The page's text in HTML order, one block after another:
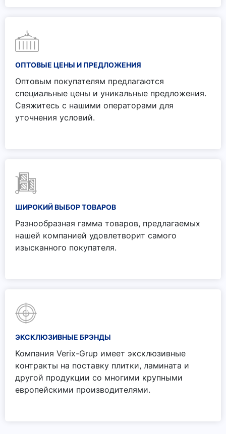
ОПТОВЫЕ ЦЕНЫ И ПРЕДЛОЖЕНИЯ
Оптовым покупателям предлагаются
специальные цены и уникальные предложения.
Свяжитесь с нашими операторами для
уточнения условий.
ШИРОКИЙ ВЫБОР ТОВАРОВ
Разнообразная гамма товаров, предлагаемых
нашей компанией удовлетворит самого
изысканного покупателя.
ЭКСКЛЮЗИВНЫЕ БРЭНДЫ
Компания Verix-Grup имеет эксклюзивные
контракты на поставку плитки, ламината и
другой продукции со многими крупными
европейскими производителями.